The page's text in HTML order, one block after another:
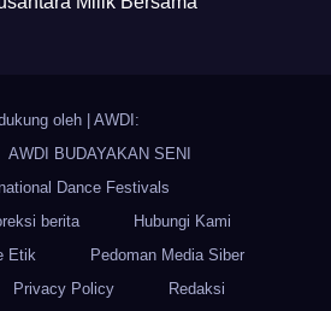
oleh
AWDI:
AWDI BUDAYAKAN SENI
Dance Festivals
berita
Hubungi Kami
Etik
Pedoman Media Siber
Privacy Policy Redaksi